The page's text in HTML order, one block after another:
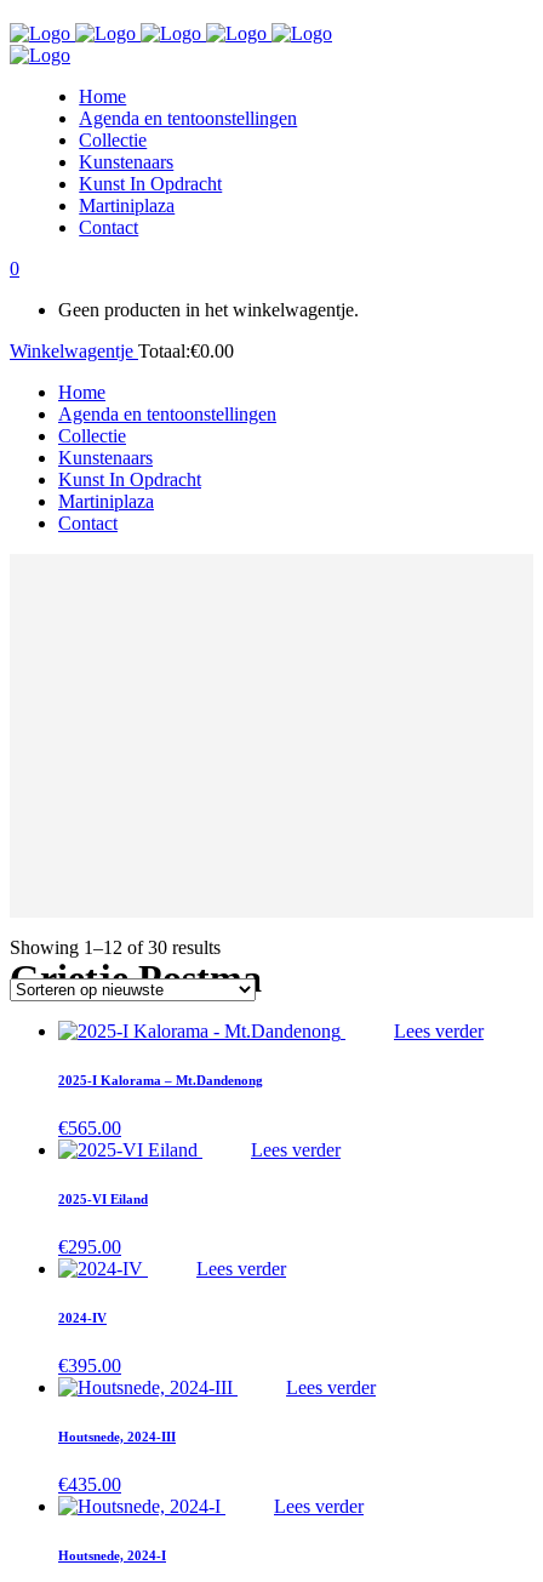
Home
Agenda en tentoonstellingen
Collectie
Kunstenaars
Kunst In Opdracht
Martiniplaza
Contact
0
Geen producten in het winkelwagentje.
Winkelwagentje Totaal:€0.00
Home
Agenda en tentoonstellingen
Collectie
Kunstenaars
Kunst In Opdracht
Martiniplaza
Contact
Grietje Postma
Showing 1–12 of 30 results
Lees verder
2025-I Kalorama – Mt.Dandenong
€565.00
Lees verder
2025-VI Eiland
€295.00
Lees verder
2024-IV
€395.00
Lees verder
Houtsnede, 2024-III
€435.00
Lees verder
Houtsnede, 2024-I